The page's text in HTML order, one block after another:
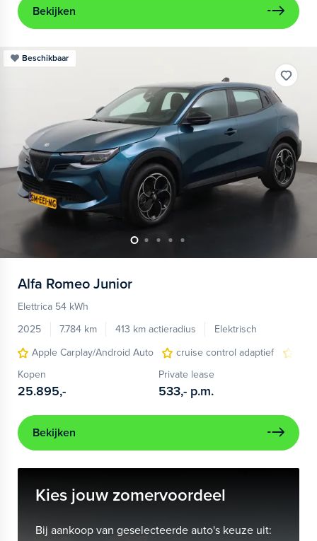
Bekijken
Beschikbaar
Alfa Romeo Junior
Elettrica 54 kWh
2025
7.784 km 413 km actieradius
Elektrisch
Apple Carplay/Android Auto
cruise control adaptief
Kopen
25.895,-
Private lease
533,- p.m.
Bekijken
Kies jouw zomervoordeel
Bij aankoop van geselecteerde auto's keuze uit: